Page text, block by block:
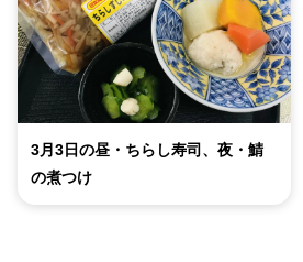
3月3日の昼・ちらし寿司、夜・鯖
の煮つけ